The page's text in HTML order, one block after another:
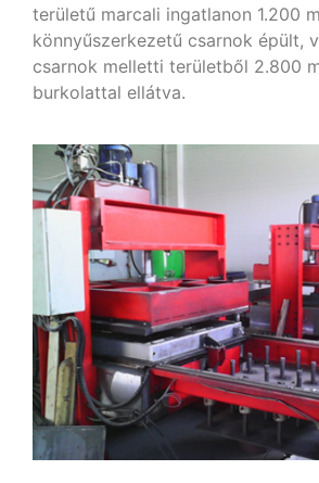
területű marcali ingatlanon 1.200
könnyűszerkezetű csarnok épült,
csarnok melletti területből 2.800
burkolattal ellátva.